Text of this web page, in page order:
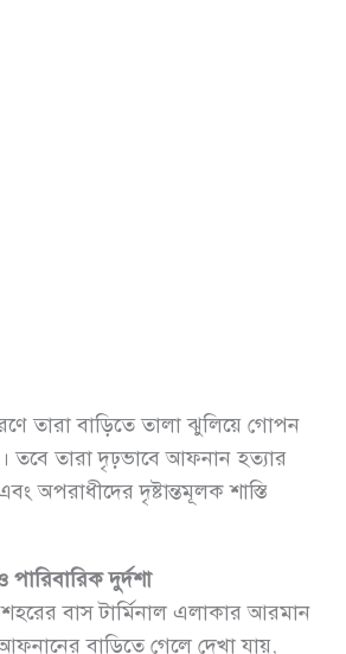
তারা বাড়িতে তালা ঝুলিয়ে গোপন
তবে তারা দৃঢ়ভাবে আফনান হত্যার
অপরাধীদের দৃষ্টান্তমূলক শাস্তি
পারিবারিক দুর্দশা
বাস টার্মিনাল এলাকার আরমান
বাড়িতে গেলে দেখা যায়,